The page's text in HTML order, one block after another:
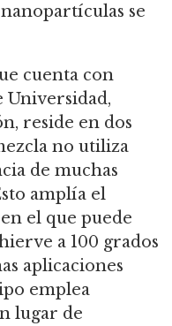
se
cuenta con
Universidad,
reside en dos
no utiliza
de muchas
amplía el
el que puede
a 100 grados
aplicaciones
emplea
lugar de